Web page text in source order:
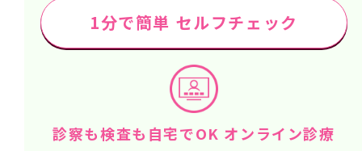
1分で簡単 セルフチェック
診察も検査も自宅でOK オンライン診療